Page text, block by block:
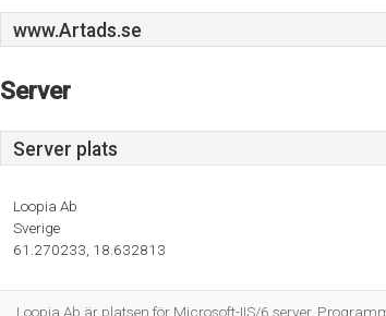
www.Artads.se
Server
Server plats
Loopia Ab
Sverige
61.270233, 18.632813
Loopia Ab är platsen för Microsoft-IIS/6 server.